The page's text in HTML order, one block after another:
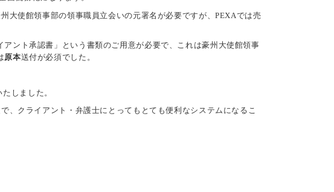
大使館領事部の領事職員立会いの元署名が必要ですが、PEXAでは売
ント承認書」という書類のご用意が必要で、これは豪州大使館領事
原本送付が必須でした。
しました。
、クライアント・弁護士にとってもとても便利なシステムになるこ